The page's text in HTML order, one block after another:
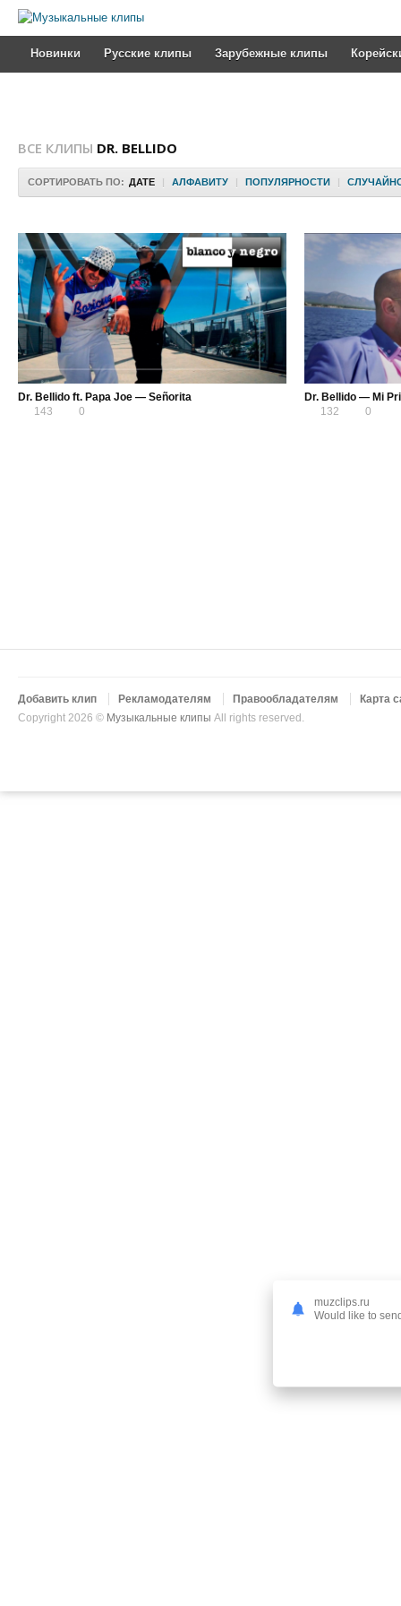
Новинки Русские клипы Зарубежные клипы
ВСЕ КЛИПЫ DR. BELLIDO
СОРТИРОВАТЬ ПО: ДАТЕ | АЛФАВИТУ | ПОПУЛЯРНОСТИ |
Dr. Bellido ft. Papa Joe — Señorita
143
0
Dr. Bellido — Mi
132
0
Добавить клип Рекламодателям Правообладателям
Карта
Copyright 2026 © Музыкальные клипы All rights reserved.
muzclips.ru
Would like to